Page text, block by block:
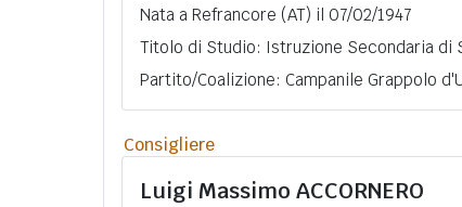
Nata a Refrancore (AT) il 07/02/1947
Titolo di Studio: Istruzione Secondaria di
Partito/Coalizione: Campanile Grappolo
Consigliere
Luigi Massimo ACCORNERO